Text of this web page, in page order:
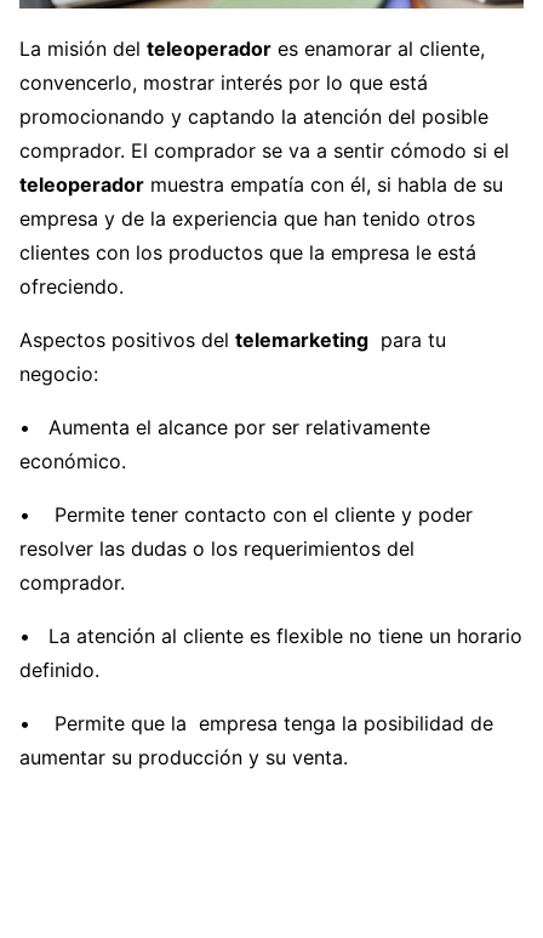
La misión del teleoperador es enamorar al cliente,
convencerlo, mostrar interés por lo que está
promocionando y captando la atención del posible
comprador. El comprador se va a sentir cómodo si el
teleoperador muestra empatía con él, si habla de su
empresa y de la experiencia que han tenido otros
clientes con los productos que la empresa le está
ofreciendo.
Aspectos positivos del telemarketing para tu
negocio:
• Aumenta el alcance por ser relativamente
económico.
• Permite tener contacto con el cliente y poder
resolver las dudas o los requerimientos del
comprador.
• La atención al cliente es flexible no tiene un horario
definido.
• Permite que la empresa tenga la posibilidad de
aumentar su producción y su venta.